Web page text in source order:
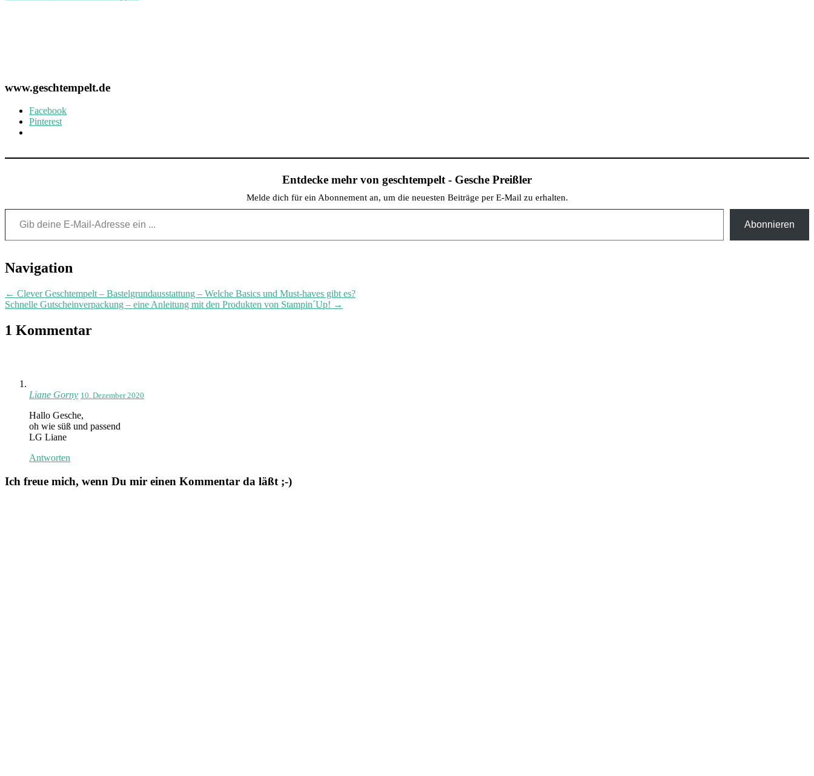
www.geschtempelt.de
Facebook
Pinterest
Entdecke mehr von geschtempelt - Gesche Preißler
Melde dich für ein Abonnement an, um die neuesten Beiträge per E-Mail zu erhalten.
Gib deine E-Mail-Adresse ein ...
Abonnieren
Post
Navigation
← Clever Geschtempelt – Bastelgrundausstattung – Welche Basics und Must-haves gibt es?
Schnelle Gutscheinverpackung – eine Anleitung mit den Produkten von Stampin´Up! →
1 Kommentar
Liane Gorny 10. Dezember 2020
Hallo Gesche,
oh wie süß und passend
LG Liane
Antworten
Ich freue mich, wenn Du mir einen Kommentar da läßt ;-)